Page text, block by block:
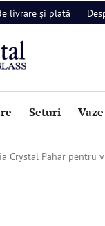
livrare și plată
Seturi Vaze
Crystal Pahar pentru